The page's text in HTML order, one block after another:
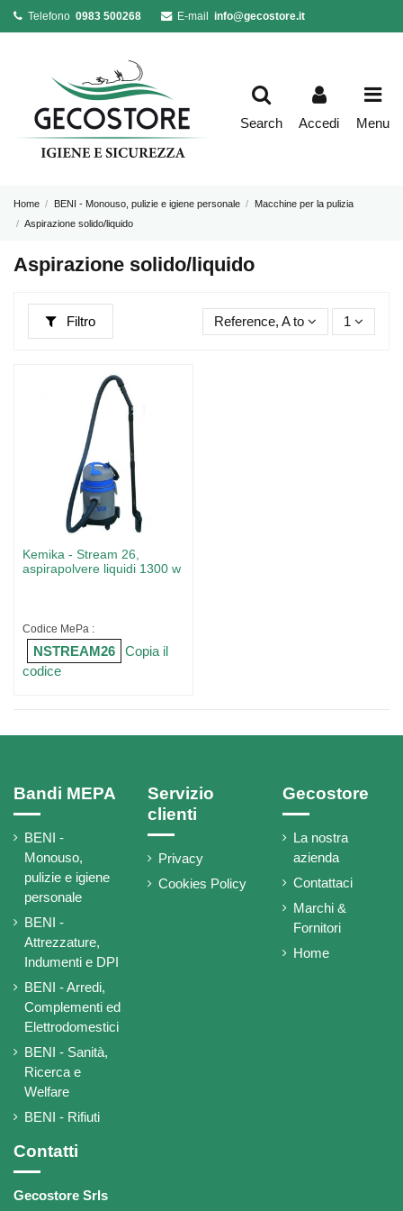
Telefono0983 500268 E-mail info@gecostore.it
Search Accedi Menu
Home BENI - Monouso, pulizie e igiene personale
Macchine per la pulizia
Aspirazione solido/liquido
Aspirazione solido/liquido
Filtro Reference, A to Z 1
Kemika - Stream 26,
aspirapolvere liquidi 1300 w
Codice MePa :
NSTREAM26
Copia il
codice
Bandi MEPA
BENI -
Monouso,
pulizie e igiene
personale
BENI -
Attrezzature,
Indumenti e DPI
BENI - Arredi,
Complementi ed
Elettrodomestici
BENI - Sanità,
Ricerca e
Welfare
BENI - Rifiuti
Servizio
clienti
Privacy
Cookies Policy
Gecostore
La nostra
azienda
Contattaci
Marchi &
Fornitori
Home
Contatti
Gecostore Srls